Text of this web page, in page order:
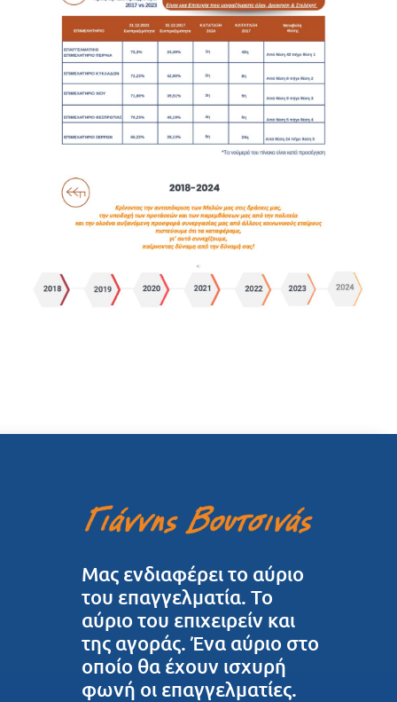
Μας ενδιαφέρει το αύριο
του επαγγελματία. Το
αύριο του επιχειρείν και
της αγοράς. Ένα αύριο στο
οποίο θα έχουν ισχυρή
φωνή οι επαγγελματίες.